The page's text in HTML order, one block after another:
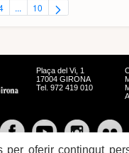
Pàgina
...Pàgines intermèdies Utilitzeu
Pàgina
10
Plaça del Vi, 1
17004 GIRONA
Tel. 972 419 010
per oferir contingut